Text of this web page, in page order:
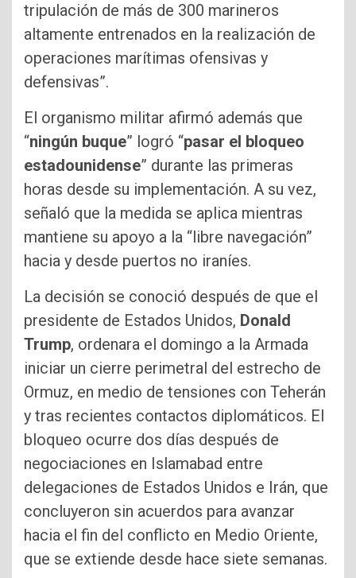
tripulación de más de 300 marineros
altamente entrenados en la realización de
operaciones marítimas ofensivas y
defensivas”.
El organismo militar afirmó además que
“ningún buque” logró “pasar el bloqueo
estadounidense” durante las primeras
horas desde su implementación. A su vez,
señaló que la medida se aplica mientras
mantiene su apoyo a la “libre navegación”
hacia y desde puertos no iraníes.
La decisión se conoció después de que el
presidente de Estados Unidos, Donald
Trump, ordenara el domingo a la Armada
iniciar un cierre perimetral del estrecho de
Ormuz, en medio de tensiones con Teherán
y tras recientes contactos diplomáticos. El
bloqueo ocurre dos días después de
negociaciones en Islamabad entre
delegaciones de Estados Unidos e Irán, que
concluyeron sin acuerdos para avanzar
hacia el fin del conflicto en Medio Oriente,
que se extiende desde hace siete semanas.